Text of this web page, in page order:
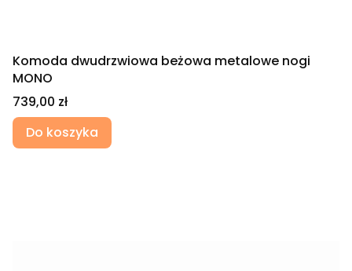
Komoda dwudrzwiowa beżowa metalowe nogi
MONO
Cena
739,00 zł
Do koszyka